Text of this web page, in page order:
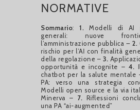
NORMATIVE
Sommario:1. Modelli di AI
generali: nuove
l’amministrazione pubblica – 2.
rischio per l’AI con finalità
della regolazione – 3.
opportunità e incognite – 4.
chatbot per la salute mentale
PA: verso una strategia
Modelli open source e la via
Minerva – 7. Riflessioni
una PA “ai-augmented”